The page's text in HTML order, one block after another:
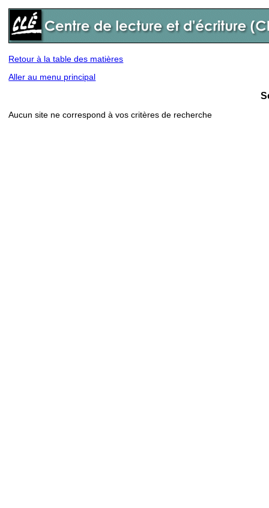
Retour à la table des matières
Aller au menu principal
Aucun site ne correspond à vos critères de recherche